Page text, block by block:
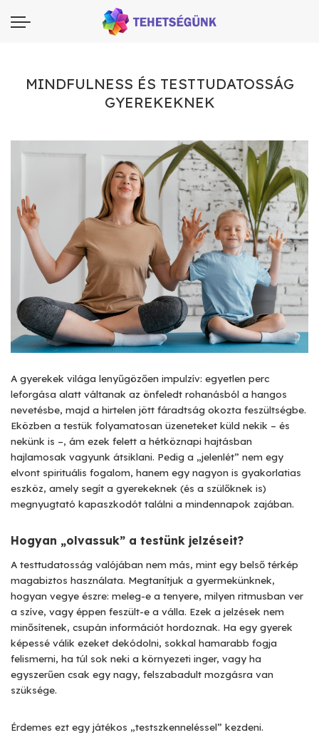
MINDFULNESS ÉS TESTTUDATOSSÁG
GYEREKEKNEK
A gyerekek világa lenyűgözően impulzív: egyetlen perc
leforgása alatt váltanak az önfeledt rohanásból a hangos
nevetésbe, majd a hirtelen jött fáradtság okozta feszültségbe.
Eközben a testük folyamatosan üzeneteket küld nekik – és
nekünk is –, ám ezek felett a hétköznapi hajtásban
hajlamosak vagyunk átsiklani. Pedig a „jelenlét” nem egy
elvont spirituális fogalom, hanem egy nagyon is gyakorlatias
eszköz, amely segít a gyerekeknek (és a szülőknek is)
megnyugtató kapaszkodót találni a mindennapok zajában.
Hogyan „olvassuk” a testünk jelzéseit?
A testtudatosság valójában nem más, mint egy belső térkép
magabiztos használata. Megtanítjuk a gyermekünknek,
hogyan vegye észre: meleg-e a tenyere, milyen ritmusban ver
a szíve, vagy éppen feszült-e a válla. Ezek a jelzések nem
minősítenek, csupán információt hordoznak. Ha egy gyerek
képessé válik ezeket dekódolni, sokkal hamarabb fogja
felismerni, ha túl sok neki a környezeti inger, vagy ha
egyszerűen csak egy nagy, felszabadult mozgásra van
szüksége.
Érdemes ezt egy játékos „testszkenneléssel” kezdeni.